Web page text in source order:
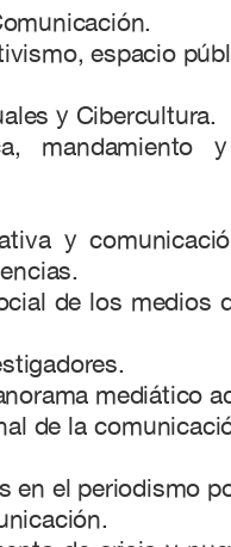
espacio
y Cibercultura.
mandamiento
y
de los medios
mediático
de la
en el periodismo